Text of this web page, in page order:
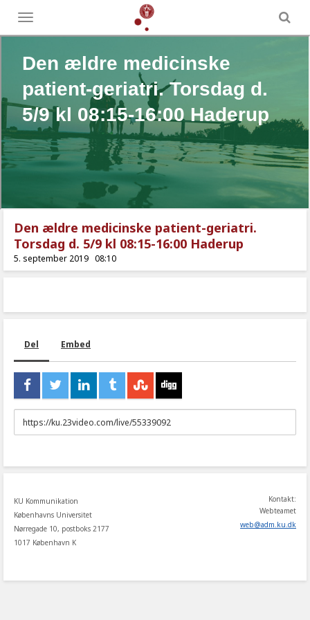
Toggle
menu
Den ældre medicinske patient-geriatri.
Torsdag d. 5/9 kl 08:15-16:00 Haderup
5. september 2019 08:10
Del Embed
URL
to
KU Kommunikation
Københavns Universitet
Nørregade 10, postboks 2177
1017 København K
Kontakt:
Webteamet
web@adm.ku.dk